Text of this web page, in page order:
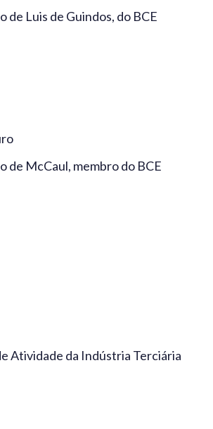
de Luis de Guindos, do BCE
de McCaul, membro do BCE
Atividade da Indústria Terciária